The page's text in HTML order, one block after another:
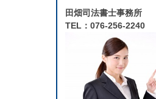
田畑司法書士事務所
TEL：076-256-2240